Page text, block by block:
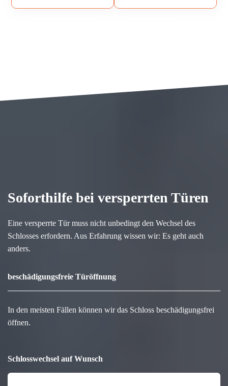
Soforthilfe bei versperrten Türen
Eine versperrte Tür muss nicht unbedingt den Wechsel des
Schlosses erfordern. Aus Erfahrung wissen wir: Es geht auch
anders.
beschädigungsfreie Türöffnung
In den meisten Fällen können wir das Schloss beschädigungsfrei
öffnen.
Schlosswechsel auf Wunsch